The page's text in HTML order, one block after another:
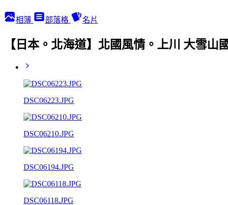
相簿 部落格 名片
【日本。北海道】北國風情。上川 大雪山
DSC06223.JPG
DSC06210.JPG
DSC06194.JPG
DSC06118.JPG